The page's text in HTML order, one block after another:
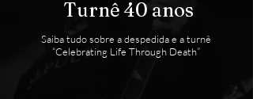
Turnê 40 anos
Saiba tudo sobre a despedida e a turnê
“Celebrating Life Through Death”